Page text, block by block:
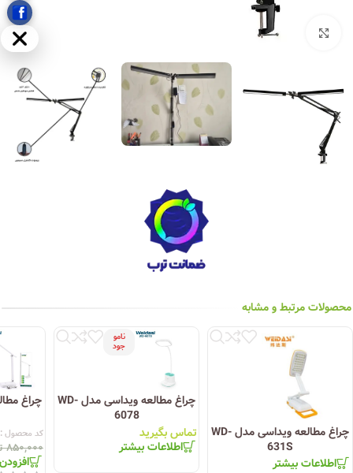
بزرگنمایی تصویر
محصولات مرتبط و مشابه
چراغ مطالعه ویداسی مدل WD-
631S
اطلاعات بیشتر
نامو
جود
چراغ مطالعه ویداسی مدل WD-
6078
تماس بگیرید
اطلاعات بیشتر
کد محصول
۸۵۰,۰۰۰